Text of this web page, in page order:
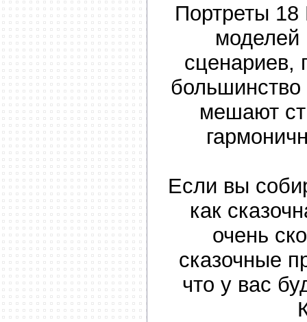
Портреты 18
моделей
сценариев,
мешают
Если вы
как
очень
сказочные
что у вас